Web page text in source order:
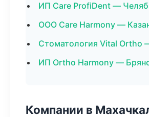
ИП Care ProfiDent —
ООО Care Harmony —
Стоматология Vital Ortho
ИП Ortho Harmony —
Компании в